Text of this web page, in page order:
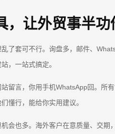
，让外贸事半功
了套可不行。询盘多，邮件、
，一站式搞定。
留言，你用手机WhatsApp回。所
懂行，能给你实用建议。
会也多。海外客户在意质量、交期